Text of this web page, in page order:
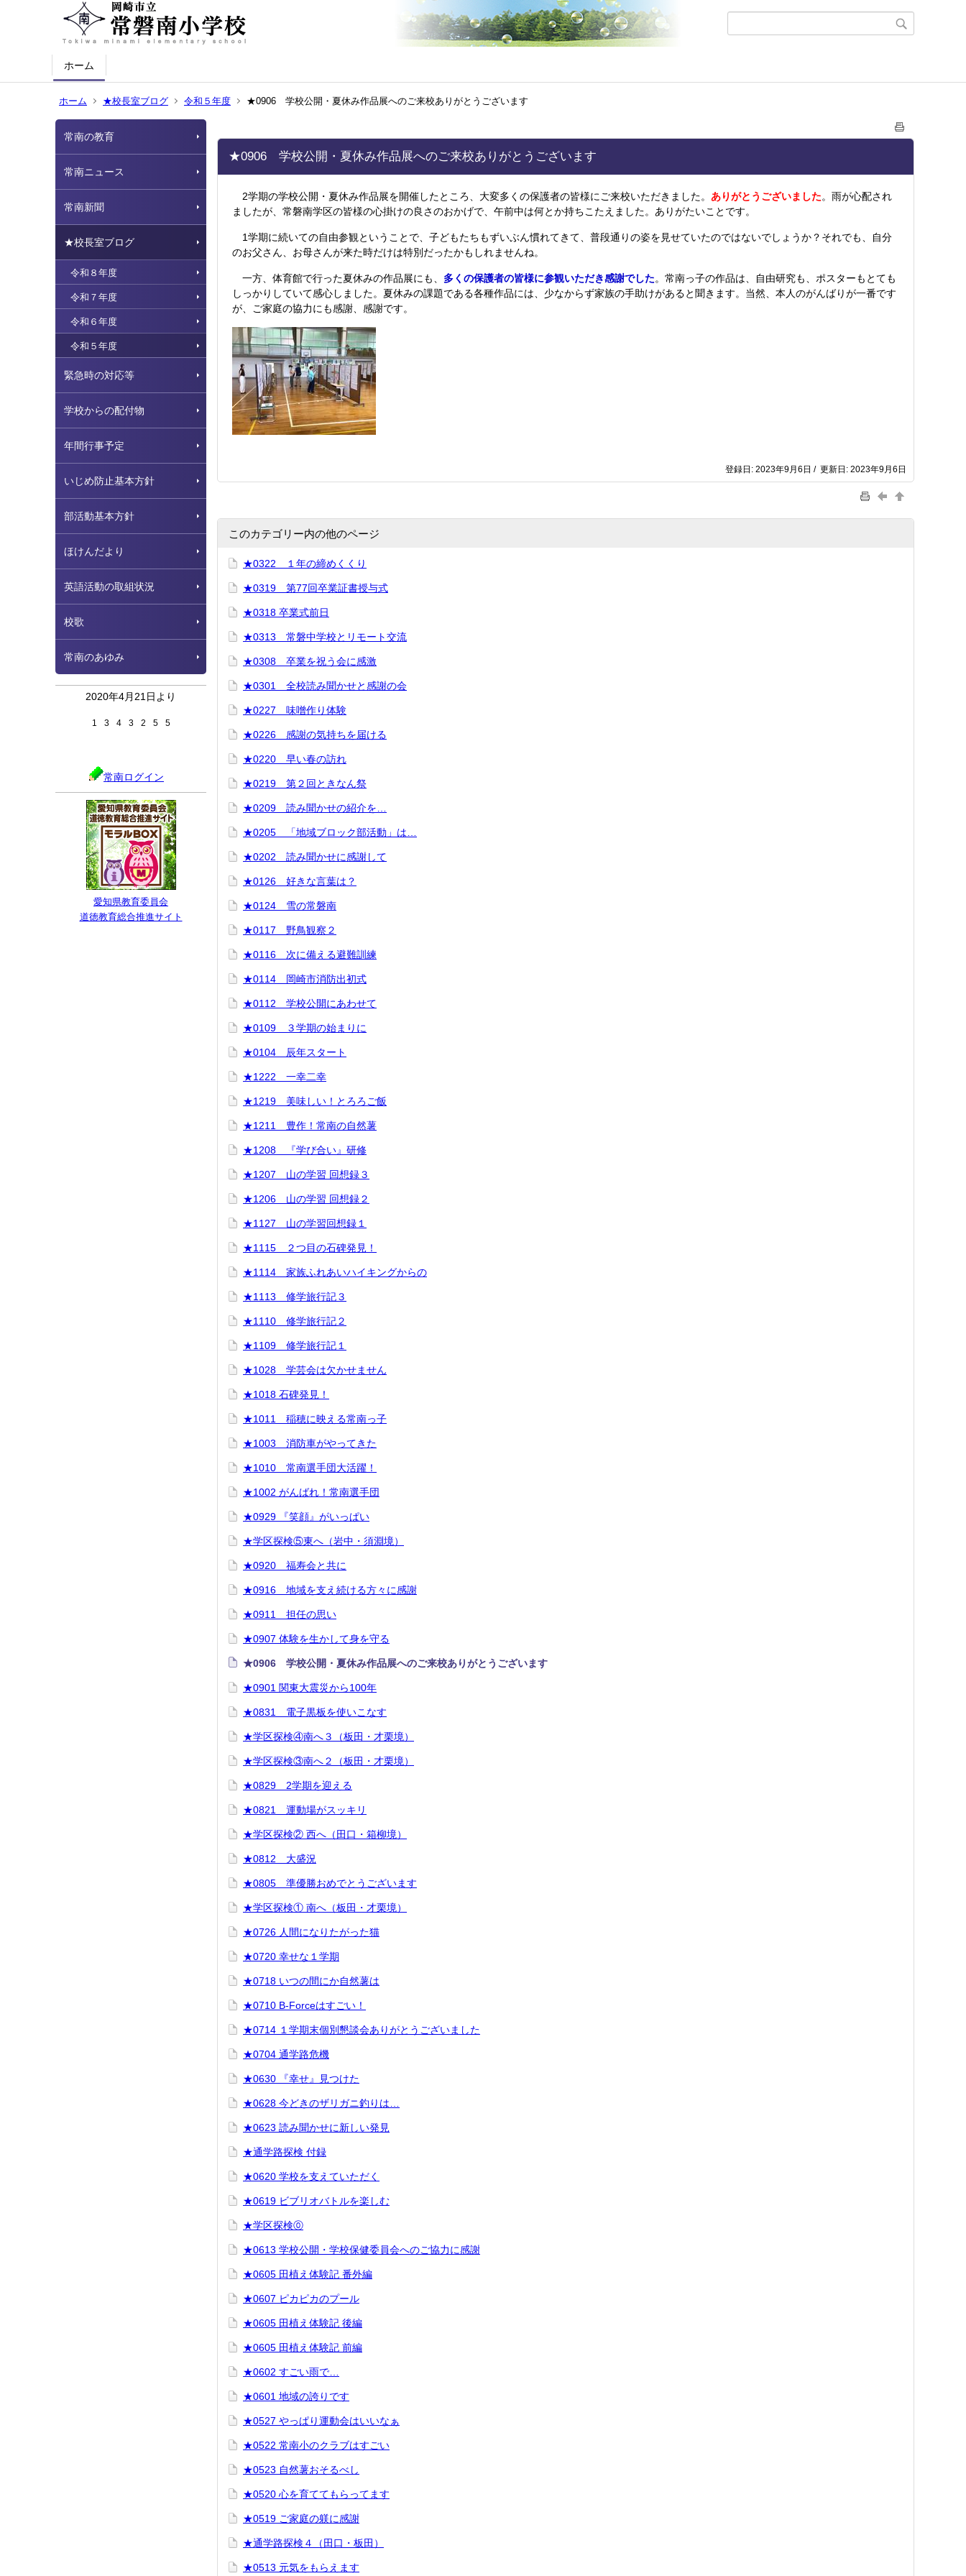
ホーム
ホーム ★校長室ブログ 令和５年度 ★0906 学校公開・夏休み作品展へのご来校ありがとうございます
常南の教育
常南ニュース
常南新聞
★校長室ブログ
令和８年度
令和７年度
令和６年度
令和５年度
緊急時の対応等
学校からの配付物
年間行事予定
いじめ防止基本方針
部活動基本方針
ほけんだより
英語活動の取組状況
校歌
常南のあゆみ
2020年4月21日より
1 3 4 3 2 5 5
常南ログイン
愛知県教育委員会
道徳教育総合推進サイト
★0906 学校公開・夏休み作品展へのご来校ありがとうございます
2学期の学校公開・夏休み作品展を開催したところ、大変多くの保護者の皆様にご来校いただきました。 ありがとうございました。雨が心配され
ましたが、常磐南学区の皆様の心掛けの良さのおかげで、午前中は何とか持ちこたえました。ありがたいことです。
1学期に続いての自由参観ということで、子どもたちもずいぶん慣れてきて、普段通りの姿を見せていたのではないでしょうか？それでも、自分
のお父さん、お母さんが来た時だけは特別だったかもしれませんね。
一方、体育館で行った夏休みの作品展にも、 多くの保護者の皆様に参観いただき感謝でした。常南っ子の作品は、自由研究も、ポスターもとても
しっかりしていて感心しました。夏休みの課題である各種作品には、少なからず家族の手助けがあると聞きます。当然、本人のがんばりが一番です
が、ご家庭の協力にも感謝、感謝です。
登録日: 2023年9月6日 / 更新日: 2023年9月6日
このカテゴリー内の他のページ
★0322 １年の締めくくり
★0319 第77回卒業証書授与式
★0318 卒業式前日
★0313 常磐中学校とリモート交流
★0308 卒業を祝う会に感激
★0301 全校読み聞かせと感謝の会
★0227 味噌作り体験
★0226 感謝の気持ちを届ける
★0220 早い春の訪れ
★0219 第２回ときなん祭
★0209 読み聞かせの紹介を…
★0205 「地域ブロック部活動」は…
★0202 読み聞かせに感謝して
★0126 好きな言葉は？
★0124 雪の常磐南
★0117 野鳥観察２
★0116 次に備える避難訓練
★0114 岡崎市消防出初式
★0112 学校公開にあわせて
★0109 ３学期の始まりに
★0104 辰年スタート
★1222 一幸二幸
★1219 美味しい！とろろご飯
★1211 豊作！常南の自然薯
★1208 『学び合い』研修
★1207 山の学習 回想録３
★1206 山の学習 回想録２
★1127 山の学習回想録１
★1115 ２つ目の石碑発見！
★1114 家族ふれあいハイキングからの
★1113 修学旅行記３
★1110 修学旅行記２
★1109 修学旅行記１
★1028 学芸会は欠かせません
★1018 石碑発見！
★1011 稲穂に映える常南っ子
★1003 消防車がやってきた
★1010 常南選手団大活躍！
★1002 がんばれ！常南選手団
★0929 『笑顔』がいっぱい
★学区探検⑤東へ（岩中・須淵境）
★0920 福寿会と共に
★0916 地域を支え続ける方々に感謝
★0911 担任の思い
★0907 体験を生かして身を守る
★0906 学校公開・夏休み作品展へのご来校ありがとうございます
★0901 関東大震災から100年
★0831 電子黒板を使いこなす
★学区探検④南へ３（板田・才栗境）
★学区探検③南へ２（板田・才栗境）
★0829 2学期を迎える
★0821 運動場がスッキリ
★学区探検② 西へ（田口・箱柳境）
★0812 大盛況
★0805 準優勝おめでとうございます
★学区探検① 南へ（板田・才栗境）
★0726 人間になりたがった猫
★0720 幸せな１学期
★0718 いつの間にか自然薯は
★0710 B-Forceはすごい！
★0714 １学期末個別懇談会ありがとうございました
★0704 通学路危機
★0630 『幸せ』見つけた
★0628 今どきのザリガニ釣りは…
★0623 読み聞かせに新しい発見
★通学路探検 付録
★0620 学校を支えていただく
★0619 ビブリオバトルを楽しむ
★学区探検⓪
★0613 学校公開・学校保健委員会へのご協力に感謝
★0605 田植え体験記 番外編
★0607 ピカピカのプール
★0605 田植え体験記 後編
★0605 田植え体験記 前編
★0602 すごい雨で…
★0601 地域の誇りです
★0527 やっぱり運動会はいいなぁ
★0522 常南小のクラブはすごい
★0523 自然薯おそるべし
★0520 心を育ててもらってます
★0519 ご家庭の躾に感謝
★通学路探検４（田口・板田）
★0513 元気をもらえます